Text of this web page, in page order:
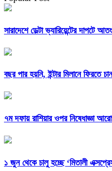
সারাদেশে ডেল্টা ভ্যারিয়েন্টের দাপটে
বছর পার হয়নি, ইন্টার মিলানে ফিরতে
৭ম দফায় রাশিয়ার ওপর নিষেধাজ্ঞা
১ জুন থেকে চালু হচ্ছে ‘মিতালী